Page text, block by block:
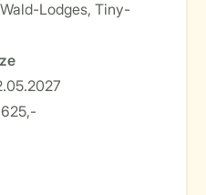
Lodges, Tiny-